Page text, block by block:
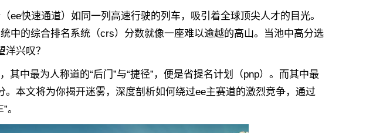
快速通道）如同一列高速行驶的列车，吸引着全球顶尖人才的目光。
中的综合排名系统（crs）分数就像一座难以逾越的高山。当池中高分选
兴叹？
中最为人称道的“后门”与“捷径”，便是省提名计划（pnp）。而其中最
本文将为你揭开迷雾，深度剖析如何绕过ee主赛道的激烈竞争，通过
。